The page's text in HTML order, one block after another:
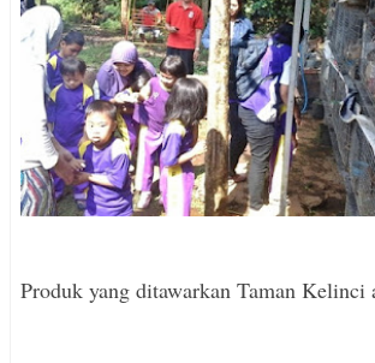
Produk yang ditawarkan Taman Kelinci